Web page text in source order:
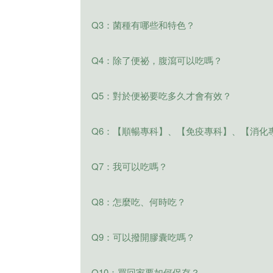
① 創新 SYNPACK™ 包裝技術，保證兩年
③ 堅持 100% 桿菌、無球菌，達到高效順
二、純淨來源，最天然：
① 榮獲國際 A.A. 無添加驗證，成分單純少
三、嚴格品管，最安心：
② 三大品質管控、全程 68 道監測為你把關
LP28 益生菌透過複合式菌株與高活菌數
瀉、有助於排便順暢
Bimuno®
半乳寡醣：有助於益菌
Q3：菌種有哪些和特色？
Q4：除了便祕，腹瀉可以吃嗎？
腹瀉的主要原因有食物中毒、腸黏膜受損
菌菌種在腸道內發揮不同的功效，有助於
Q5：對於便祕要吃多久才會有效？
益生菌是非常溫和的植萃營養素配方，
明顯的幫助:))
另外飲食、生活作息、壓力、水分攝取..
每日水分攝取需要2000-3000c.c.
壓力過大、情緒緊張焦慮時，支
Q6：【順暢專科】、【免疫專科】、【消化
Q7：我可以吃嗎？
適合者
麩質、奶製品、黃豆過敏者需要
Q8：怎麼吃、 何時吃？
營養師建議早上空腹或睡前搭配開水食用
Q9：可以撥開膠囊吃嗎？
LP28益生菌可以拆開膠囊食用，請將粉